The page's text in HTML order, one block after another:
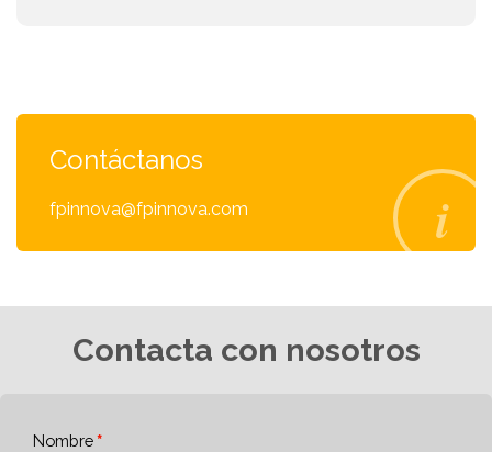
Contáctanos
fpinnova@fpinnova.com
Contacta con nosotros
Nombre